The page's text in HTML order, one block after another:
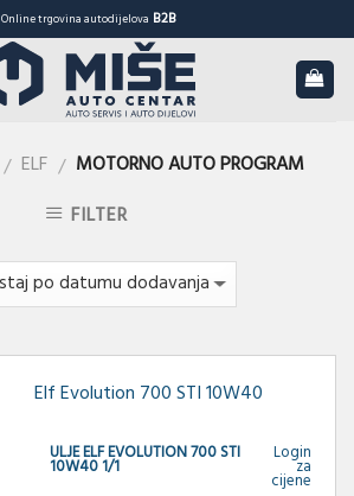
Online trgovina autodijelova B2B
/ ELF / MOTORNO AUTO PROGRAM
FILTER
Elf Evolution 700 STI 10W40
ULJE ELF EVOLUTION 700 STI
10W40 1/1
Login
za
cijene